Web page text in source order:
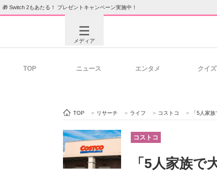
🎁 Switch 2もあたる！ プレゼントキャンペーン実施中！
メディア
ビジネスと働き方のヒント
TOP ニュース エンタメ クイズ
TOP > リサーチ > ライフ > コストコ > 「5人家族で大
コストコ
「5人家族